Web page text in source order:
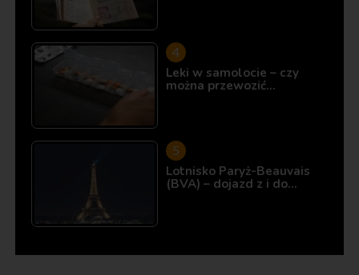
Leki w samolocie – czy
można przewozić…
Lotnisko Paryż-Beauvais
(BVA) – dojazd z i do…